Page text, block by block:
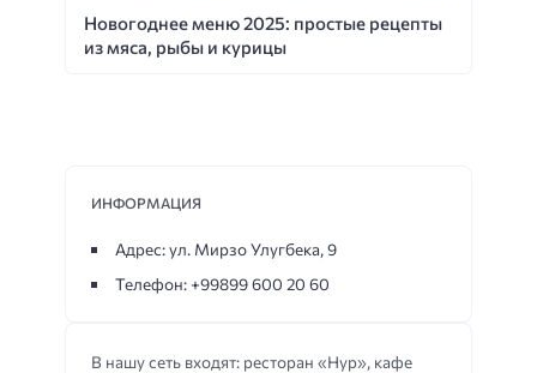
Новогоднее меню 2025: простые рецепты
из мяса, рыбы и курицы
В нашу сеть входят: ресторан «Нур», кафе
ИНФОРМАЦИЯ
Адрес: ул. Мирзо Улугбека, 9
Телефон: +99899 600 20 60